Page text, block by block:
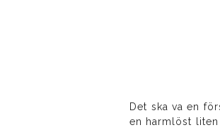
Det ska va en
en harmlöst